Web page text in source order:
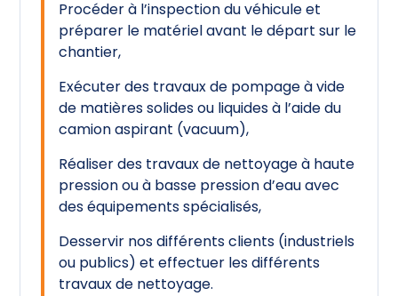
Procéder à l’inspection du véhicule et
préparer le matériel avant le départ sur le
chantier,
Exécuter des travaux de pompage à vide
de matières solides ou liquides à l’aide du
camion aspirant (vacuum),
Réaliser des travaux de nettoyage à haute
pression ou à basse pression d’eau avec
des équipements spécialisés,
Desservir nos différents clients (industriels
ou publics) et effectuer les différents
travaux de nettoyage.